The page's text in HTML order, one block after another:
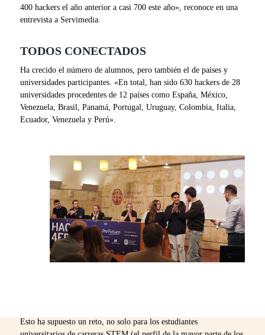
400 hackers el año anterior a casi 700 este año», reconoce en una
entrevista a Servimedia.
TODOS CONECTADOS
Ha crecido el número de alumnos, pero también el de países y
universidades participantes. «En total, han sido 630 hackers de 28
universidades procedentes de 12 países como España, México,
Venezuela, Brasil, Panamá, Portugal, Uruguay, Colombia, Italia,
Ecuador, Venezuela y Perú».
Esto ha supuesto un reto, no solo para los estudiantes